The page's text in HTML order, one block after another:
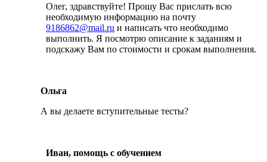
Олег, здравствуйте! Прошу Вас прислать всю
необходимую информацию на почту
9186862@mail.ru и написать что необходимо
выполнить. Я посмотрю описание к заданиям и
подскажу Вам по стоимости и срокам выполнения.
Ольга
А вы делаете вступительные тесты?
Иван, помощь с обучением